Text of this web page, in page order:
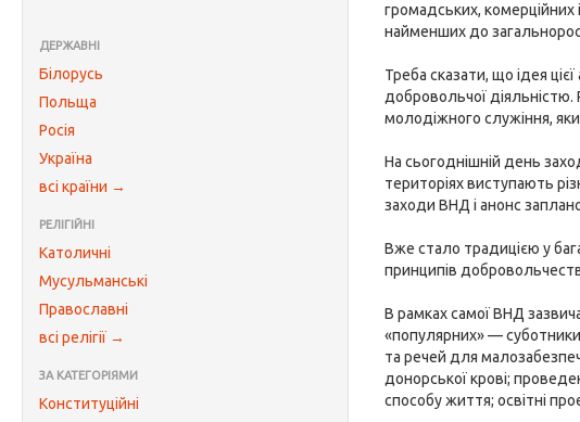
ДЕРЖАВНІ
Білорусь
Польща
Росія
Україна
всі країни →
РЕЛІГІЙНІ
Католичні
Мусульманські
Православні
всі релігії →
ЗА КАТЕГОРІЯМИ
Конституційні
громадських, комерційних
найменших до
Треба сказати, що ідея
добровольчої діяльністю.
молодіжного служіння,
На сьогоднішній день
територіях виступають
заходи ВНД і анонс
Вже стало традицією у
принципів
В рамках самої ВНД
«популярних» — суботники
та речей для
донорської крові;
способу життя; освітні